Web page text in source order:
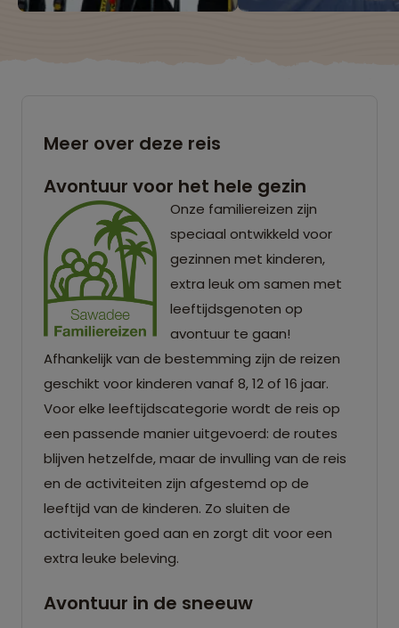
Meer over deze reis
Avontuur voor het hele gezin
Onze familiereizen zijn
speciaal ontwikkeld voor
gezinnen met kinderen,
extra leuk om samen met
leeftijdsgenoten op
avontuur te gaan!
Afhankelijk van de bestemming zijn de reizen
geschikt voor kinderen vanaf 8, 12 of 16 jaar.
Voor elke leeftijdscategorie wordt de reis op
een passende manier uitgevoerd: de routes
blijven hetzelfde, maar de invulling van de reis
en de activiteiten zijn afgestemd op de
leeftijd van de kinderen. Zo sluiten de
activiteiten goed aan en zorgt dit voor een
extra leuke beleving.
Avontuur in de sneeuw